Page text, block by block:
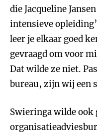
die Jacqueline
intensieve
leer je elkaar goed
gevraagd om voor
Dat wilde ze niet.
bureau, zijn wij een
Swieringa wilde ook